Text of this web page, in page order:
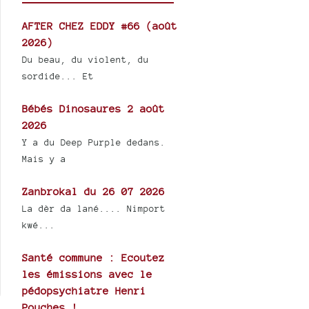
AFTER CHEZ EDDY #66 (août
2026)
Du beau, du violent, du
sordide... Et
Bébés Dinosaures 2 août
2026
Y a du Deep Purple dedans.
Mais y a
Zanbrokal du 26 07 2026
La dèr da lané.... Nimport
kwé...
Santé commune : Ecoutez
les émissions avec le
pédopsychiatre Henri